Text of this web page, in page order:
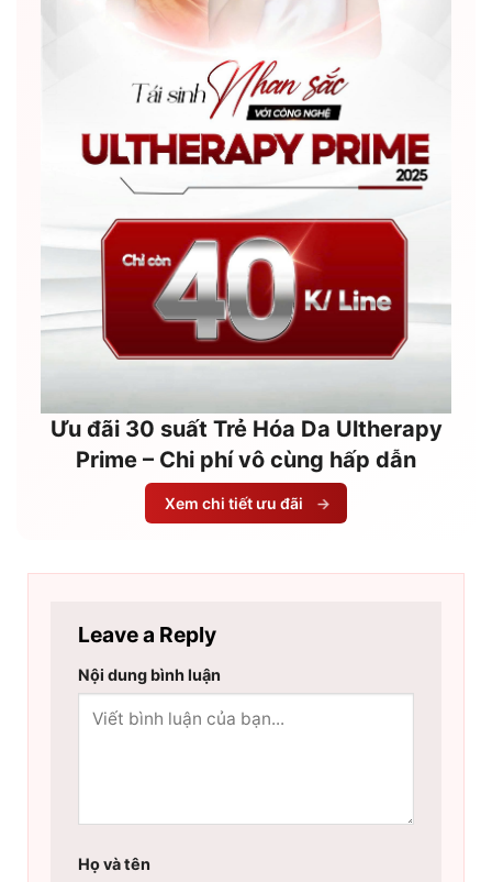
Ưu đãi 30 suất Trẻ Hóa Da Ultherapy
Prime – Chi phí vô cùng hấp dẫn
Xem chi tiết ưu đãi →
Leave a Reply
Nội dung bình luận
Họ và tên